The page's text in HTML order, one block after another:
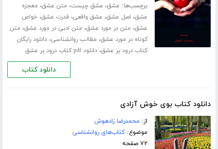
برچسب‌ها: عشق، عشق چیست، متن عشق، معجزه
عشق، اصل عشق، عشق واقعی، قدرت عشق، خواص
عشق، متن در مورد عشق، متن ادبی در مورد عشق، متن
کوتاه در مورد عشق، مطالب روانشناسی،دانلود رایگان
کتاب درود بر عشق،دانلود pdf کتاب درود بر عشق
دانلود کتاب
دانلود کتاب بوی خوش آزادی
از: محمدرضا زادهوش
موضوع:کتاب‌های روانشناسی
۷۲ صفحه